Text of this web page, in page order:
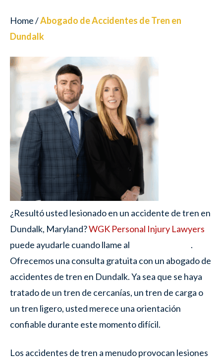
Home/Abogado de Accidentes de Tren en
Dundalk
¿Resultó usted lesionado en un accidente de tren en
Dundalk, Maryland?WGK Personal Injury Lawyers
puede ayudarle cuando llame al
.
Ofrecemos una consulta gratuita con un abogado de
accidentes de tren en Dundalk. Ya sea que se haya
tratado de un tren de cercanías, un tren de carga o
un tren ligero, usted merece una orientación
confiable durante este momento difícil.
Los accidentes de tren a menudo provocan lesiones